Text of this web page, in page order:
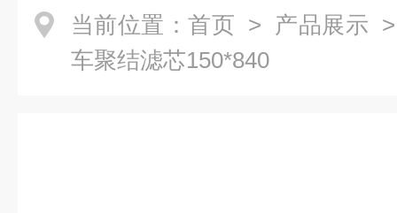
当前位置： 首页 > 产品展示
车聚结滤芯150*840